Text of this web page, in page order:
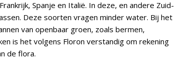
Spanje en Italië. In deze, en andere Zuid-
Deze soorten vragen minder water. Bij het
van openbaar groen, zoals bermen,
is het volgens Floron verstandig om rekening
de flora.